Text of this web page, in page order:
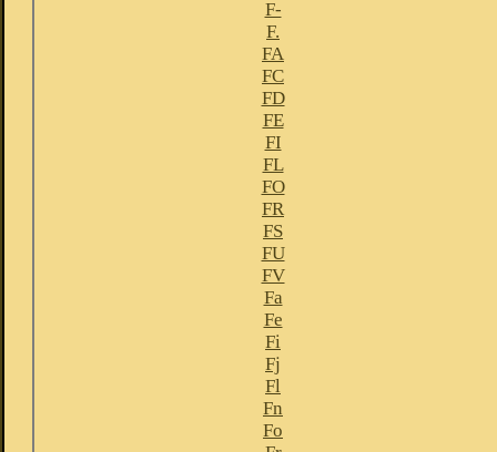
F-
F.
FA
FC
FD
FE
FI
FL
FO
FR
FS
FU
FV
Fa
Fe
Fi
Fj
Fl
Fn
Fo